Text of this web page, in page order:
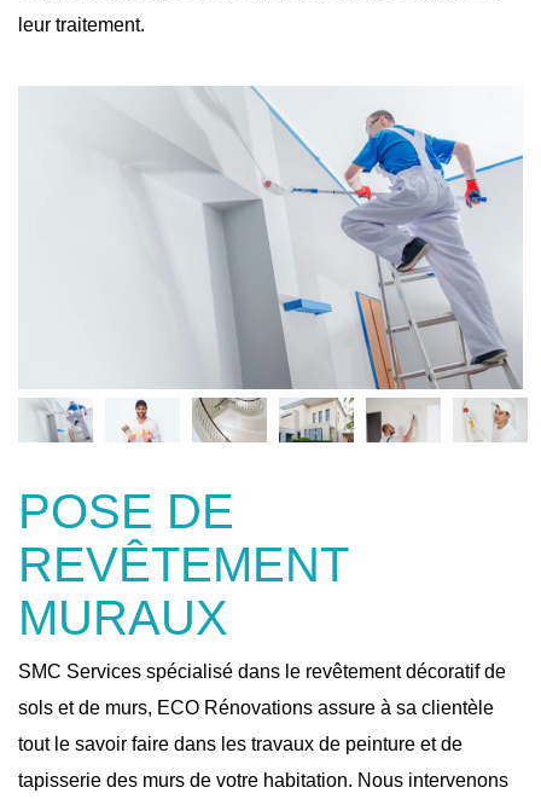
leur traitement.
POSE DE
REVÊTEMENT
MURAUX
SMC Services spécialisé dans le revêtement décoratif de
sols et de murs, ECO Rénovations assure à sa clientèle
tout le savoir faire dans les travaux de peinture et de
tapisserie des murs de votre habitation. Nous intervenons